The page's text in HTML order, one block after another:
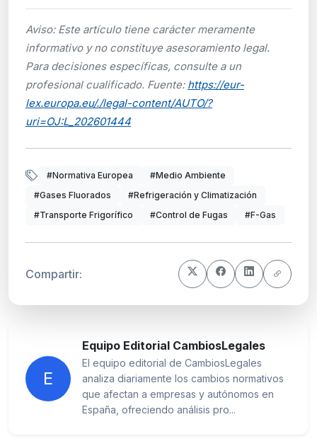
Aviso: Este artículo tiene carácter meramente
informativo y no constituye asesoramiento legal.
Para decisiones específicas, consulte a un
profesional cualificado. Fuente: https://eur-
lex.europa.eu/./legal-content/AUTO/?
uri=OJ:L_202601444
#Normativa Europea
#Medio Ambiente
#Gases Fluorados
#Refrigeración y Climatización
#Transporte Frigorífico
#Control de Fugas #F-Gas
Compartir:
E
Equipo Editorial CambiosLegales
El equipo editorial de CambiosLegales
analiza diariamente los cambios normativos
que afectan a empresas y autónomos en
España, ofreciendo análisis pro...